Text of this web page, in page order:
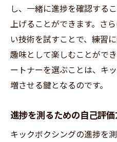
し、一緒に進捗を確認する
上げることができます。さ
い技術を試すことで、練習
趣味として楽しむことがで
ートナーを選ぶことは、キ
増させる鍵となるのです。
進捗を測るための自己評
キックボクシングの進捗を